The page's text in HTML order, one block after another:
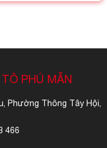
PHÚ MẪN
Phường Thông Tây Hội,
466